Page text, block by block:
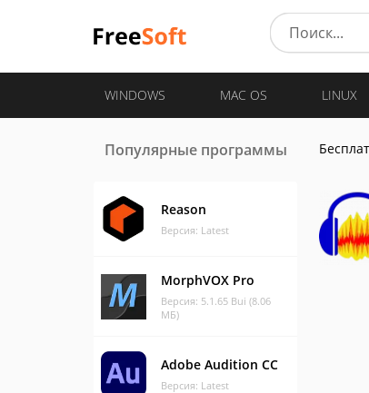
WINDOWS MAC OS LINUX
Популярные программы
Reason
Версия: Latest
MorphVOX Pro
Версия: 5.1.65 Bui (8.06
МБ)
Adobe Audition CC
Версия: Latest